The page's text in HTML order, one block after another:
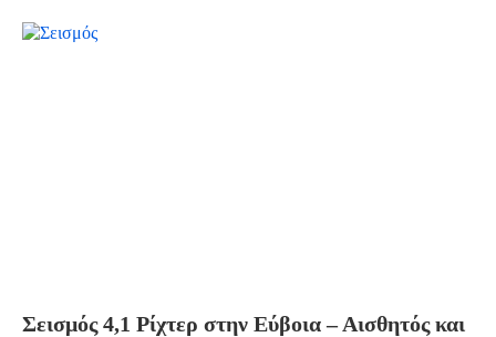
Σεισμός 4,1 Ρίχτερ στην Εύβοια – Αισθητός και